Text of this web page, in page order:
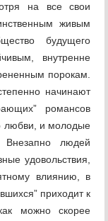
на все свои
живым
будущего
внутренне
порокам.
начинают
романсов
любви, и молодые
Внезапно людей
удовольствия,
влиянию, в
приходит к
можно скорее